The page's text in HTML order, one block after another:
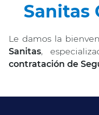
Sanitas
Le damos la
Sanitas,
contratación de